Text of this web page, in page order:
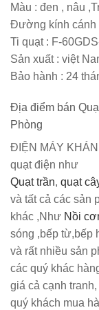
Màu : đen , nâu
Đường kính cánh
Ti quạt: F-
Sản xuất : việt
Bảo hành : 24
Địa điểm bán
Phòng
ĐIỆN MÁY
quạt điện như
Quạt trần, quạt
và tất cả các sản
khác ,Như Nồi
sóng ,bếp từ,bếp
và rất nhiều sản
các quý khác
giá cả cạnh
quý khách mua